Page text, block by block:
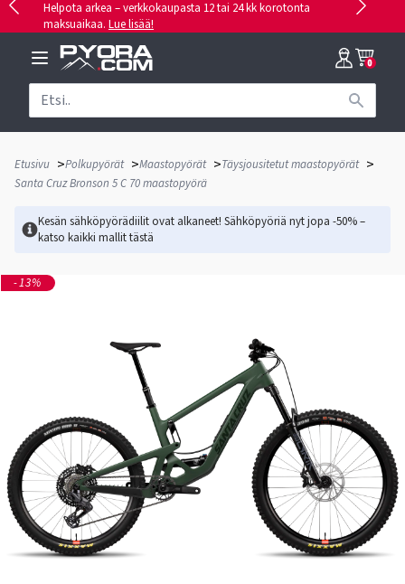
Helpota arkea – verkkokaupasta 12 tai 24 kk korotonta
maksuaikaa. Lue lisää!
0
Etusivu >Polkupyörät >Maastopyörät >Täysjousitetut maastopyörät >
Santa Cruz Bronson 5 C 70 maastopyörä
Kesän sähköpyörädiilit ovat alkaneet! Sähköpyöriä nyt jopa -50% –
katso kaikki mallittästä
-13%